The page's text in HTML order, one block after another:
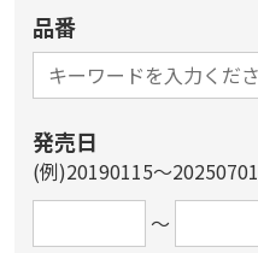
品番
発売日
(例)20190115～20250701
～